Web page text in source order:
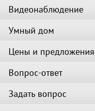
Видеонаблюдение
Умный дом
Цены и предложения
Вопрос-ответ
Задать вопрос